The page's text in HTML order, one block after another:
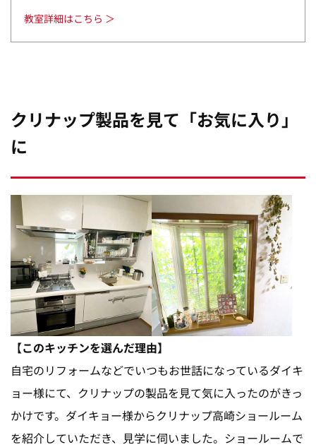
教室詳細はこちら ＞
クリナップ製品を見て「お気に入り」
に
【このキッチンを選んだ理由】
自宅のリフォームなどでいつもお世話になっているダイキ
ョー様にて、クリナップの製品を見て気に入ったのがきっ
かけです。ダイキョー様からクリナップ高崎ショールーム
を紹介していただき、見学に伺いました。ショールームで